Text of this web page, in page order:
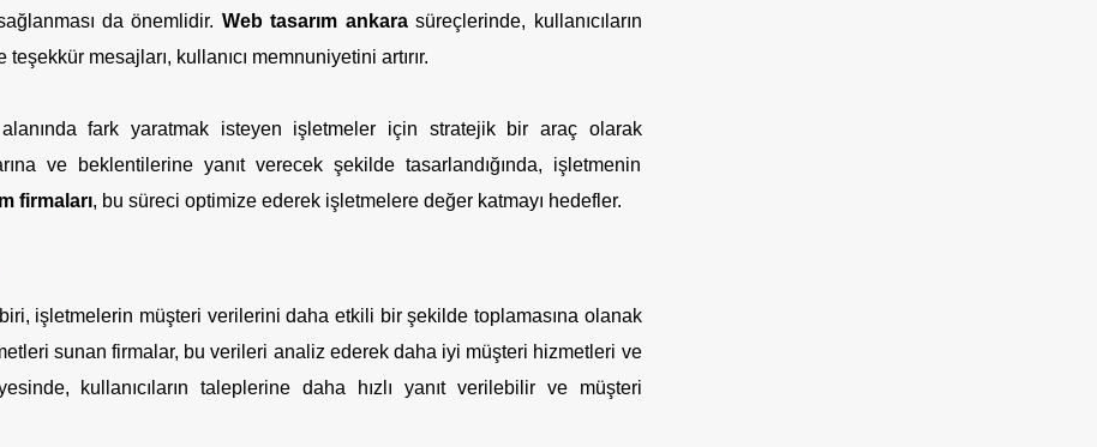
da önemlidir. Web tasarım ankarasüreçlerinde, kullanıcıların
mesajları, kullanıcı memnuniyetini artırır.
fark yaratmak isteyen işletmeler için stratejik bir araç olarak
ve beklentilerine yanıt verecek şekilde tasarlandığında, işletmenin
firmaları, bu süreci optimize ederek işletmelere değer katmayı hedefler.
işletmelerin müşteri verilerini daha etkili bir şekilde toplamasına olanak
sunan firmalar, bu verileri analiz ederek daha iyi müşteri hizmetleri ve
kullanıcıların taleplerine daha hızlı yanıt verilebilir ve müşteri